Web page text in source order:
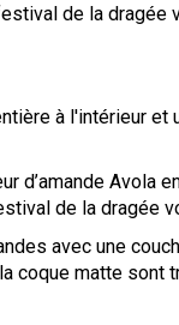
de la dragée
à l'intérieur
d’amande Avola
de la dragée
avec une
coque matte sont